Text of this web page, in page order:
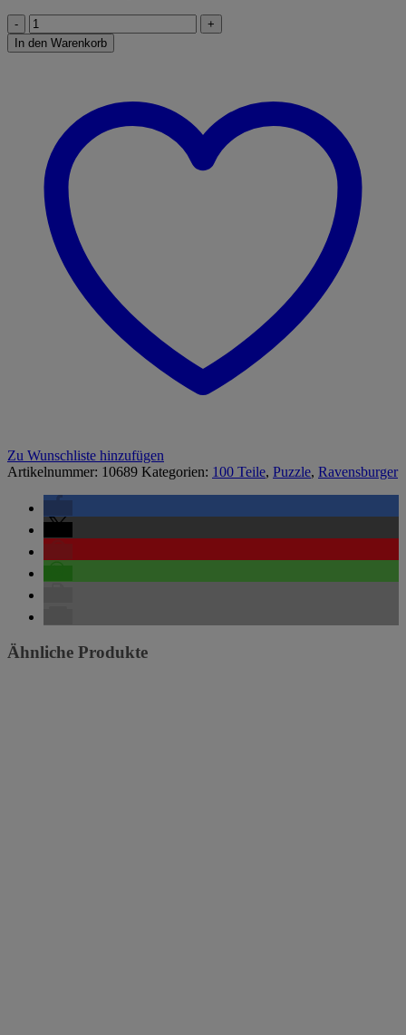
Versammlung
der
Tiere
In den Warenkorb
Zu Wunschliste hinzufügen
Artikelnummer: 10689 Kategorien: 100 Teile, Puzzle, Ravensburger
Ähnliche Produkte